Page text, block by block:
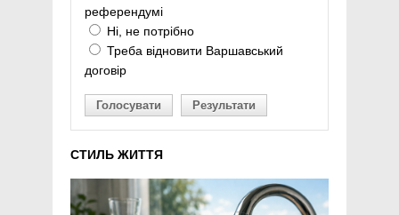
референдумі
Ні, не потрібно
Треба відновити Варшавський
договір
Голосувати Результати
СТИЛЬ ЖИТТЯ